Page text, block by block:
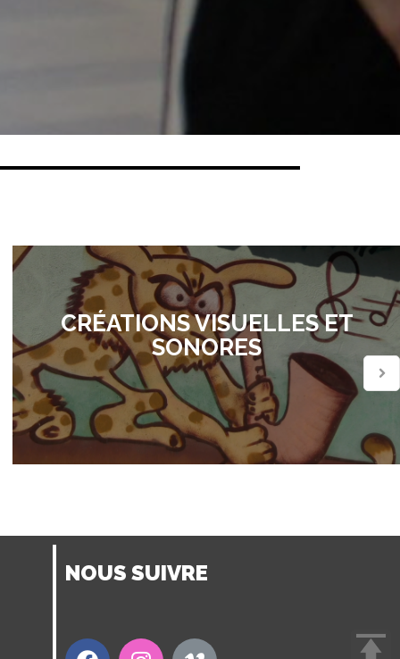
CRÉATIONS VISUELLES ET
SONORES
NOUS SUIVRE